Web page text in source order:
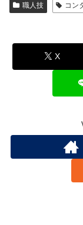
職人技 コン
X